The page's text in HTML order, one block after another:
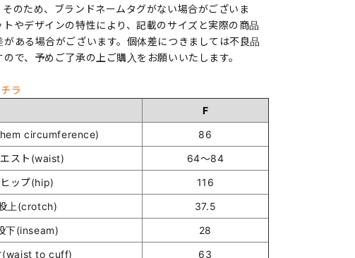
のため、ブランドネームタグがない場合がございま
やデザインの特性により、記載のサイズと実際の商品
がある場合がございます。個体差につきましては不良品
で、予めご了承の上ご購入をお願いいたします。
ラ
F
circumference)
86
スト(waist)
64～84
ヒップ(hip)
116
上(crotch)
37.5
下(inseam)
28
(waist to cuff)
63